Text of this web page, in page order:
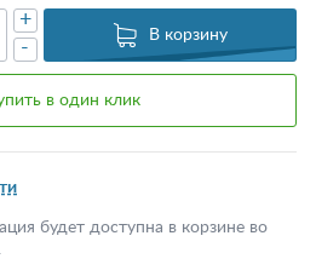
-
+
В корзину
в один клик
будет доступна в корзине во